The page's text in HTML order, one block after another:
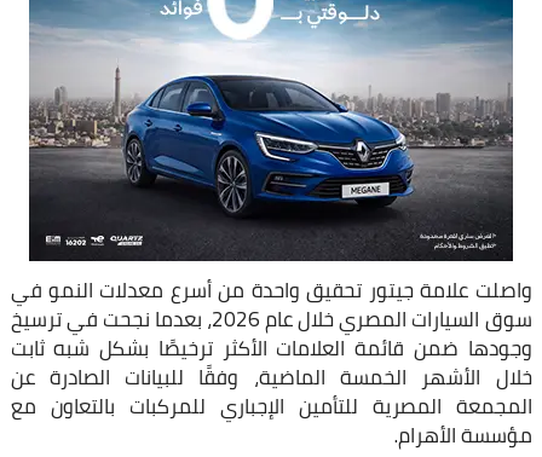
واصلت علامة جيتور تحقيق واحدة من أسرع معدلات النمو في
سوق السيارات المصري خلال عام 2026، بعدما نجحت في ترسيخ
وجودها ضمن قائمة العلامات الأكثر ترخيصًا بشكل شبه ثابت
خلال الأشهر الخمسة الماضية، وفقًا للبيانات الصادرة عن
المجمعة المصرية للتأمين الإجباري للمركبات بالتعاون مع
مؤسسة الأهرام.